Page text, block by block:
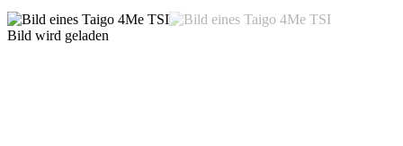
Bild wird geladen